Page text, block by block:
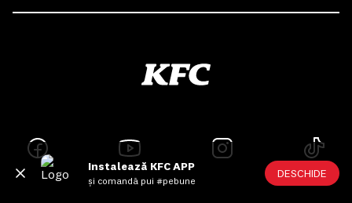
Instalează KFC APP
și comandă pui #pebune
DESCHIDE